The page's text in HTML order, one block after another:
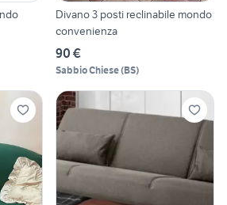
Divano 3 posti reclinabile mondo
convenienza
90 €
Sabbio Chiese(BS)